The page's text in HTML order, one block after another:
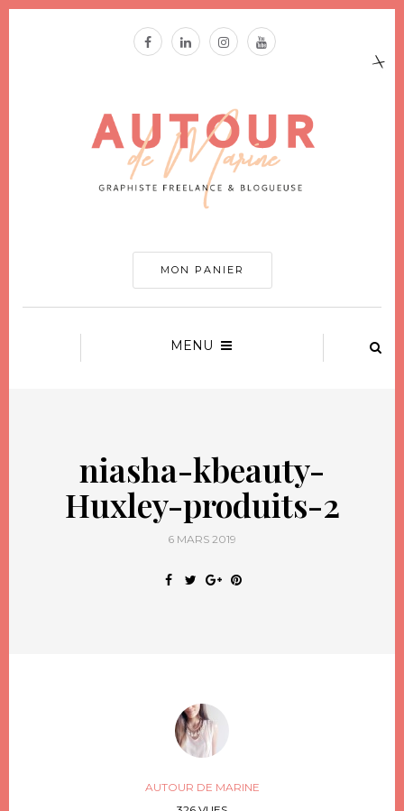
MON PANIER
MENU
niasha-kbeauty-
Huxley-produits-2
6 MARS 2019
AUTOUR DE MARINE